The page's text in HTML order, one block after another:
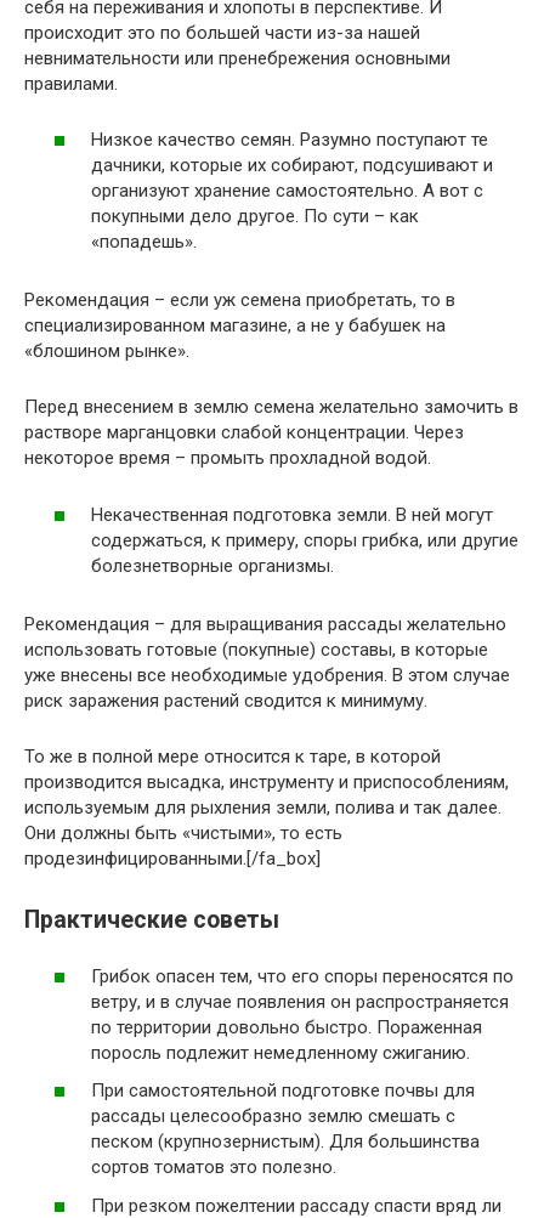
себя на переживания и хлопоты в перспективе. И
происходит это по большей части из-за нашей
невнимательности или пренебрежения основными
правилами.
Низкое качество семян. Разумно поступают те
дачники, которые их собирают, подсушивают и
организуют хранение самостоятельно. А вот с
покупными дело другое. По сути – как
«попадешь».
Рекомендация – если уж семена приобретать, то в
специализированном магазине, а не у бабушек на
«блошином рынке».
Перед внесением в землю семена желательно замочить в
растворе марганцовки слабой концентрации. Через
некоторое время – промыть прохладной водой.
Некачественная подготовка земли. В ней могут
содержаться, к примеру, споры грибка, или другие
болезнетворные организмы.
Рекомендация – для выращивания рассады желательно
использовать готовые (покупные) составы, в которые
уже внесены все необходимые удобрения. В этом случае
риск заражения растений сводится к минимуму.
То же в полной мере относится к таре, в которой
производится высадка, инструменту и приспособлениям,
используемым для рыхления земли, полива и так далее.
Они должны быть «чистыми», то есть
продезинфицированными.[/fa_box]
Практические советы
Грибок опасен тем, что его споры переносятся по
ветру, и в случае появления он распространяется
по территории довольно быстро. Пораженная
поросль подлежит немедленному сжиганию.
При самостоятельной подготовке почвы для
рассады целесообразно землю смешать с
песком (крупнозернистым). Для большинства
сортов томатов это полезно.
При резком пожелтении рассаду спасти вряд ли